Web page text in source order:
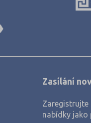
Zasílání
Zaregistrujte
nabídky jako